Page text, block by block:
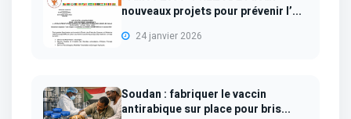
nouveaux projets pour prévenir l’...
24 janvier 2026
Soudan : fabriquer le vaccin
antirabique sur place pour bris...